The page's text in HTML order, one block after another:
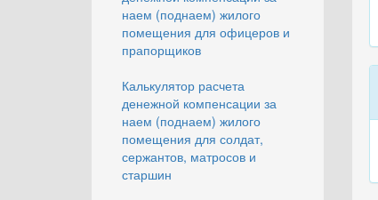
наем (поднаем) жилого
помещения для офицеров и
прапорщиков
Калькулятор расчета
денежной компенсации за
наем (поднаем) жилого
помещения для солдат,
сержантов, матросов и
старшин